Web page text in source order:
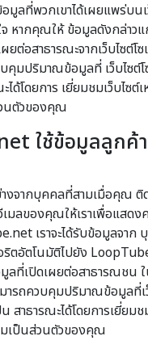
มูลที่พวกเขาได้เผยแพร่บน
หากคุณให้ ข้อมูลดังกล่าวแ
ยต่อสาธารณะจากเว็บไซต์โ
คุมปริมาณข้อมูลที่ เว็บไซต์โ
ด้โดยการ เยี่ยมชมเว็บไซต์
นตัวของคุณ
ใช้ข้อมูลลูกค้
งจากบุคคลที่สามเมื่อคุณ ติ
ลของคุณให้เราเพื่อแสดง
เราจะได้รับข้อมูลจาก
ริตอัตโนมัติไปยัง
มูลที่เปิดเผยต่อสาธารณชน
รถควบคุมปริมาณข้อมูลที่เ
สาธารณะได้โดยการเยี่ยมช
มเป็นส่วนตัวของคุณ